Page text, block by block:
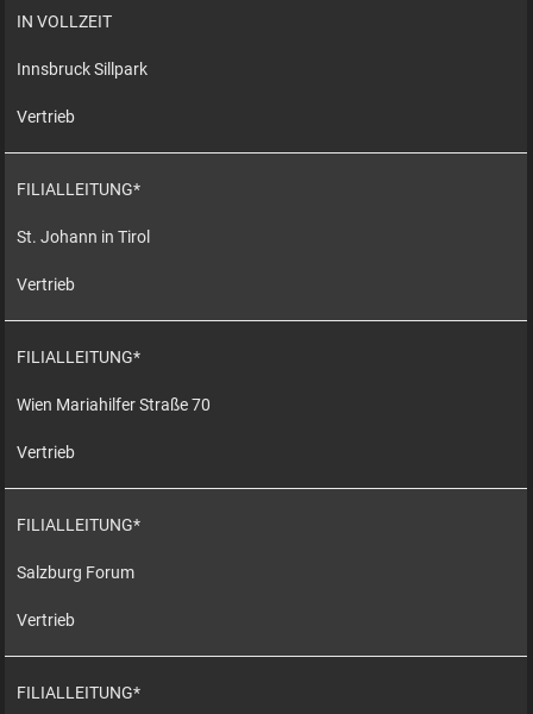
IN VOLLZEIT
Innsbruck Sillpark
Vertrieb
FILIALLEITUNG*
St. Johann in Tirol
Vertrieb
FILIALLEITUNG*
Wien Mariahilfer Straße 70
Vertrieb
FILIALLEITUNG*
Salzburg Forum
Vertrieb
FILIALLEITUNG*